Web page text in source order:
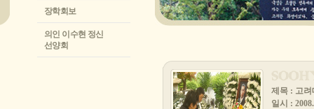
장학회보
의인 이수현 정신
선양회
제목 : 고려
일시 :